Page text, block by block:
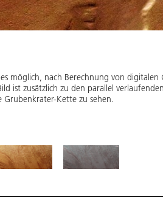
möglich, nach Berechnung von
ist zusätzlich zu den parallel
Grubenkrater-Kette zu sehen.